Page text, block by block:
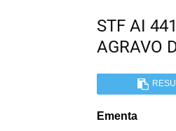
STF AI
AGRAVO
Ementa